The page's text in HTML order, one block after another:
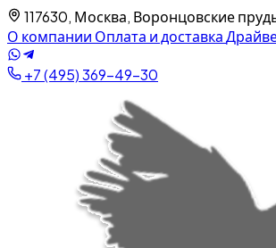
117630, Москва, Воронцовские
О компании Оплата и доставка
+7 (495) 369-49-30